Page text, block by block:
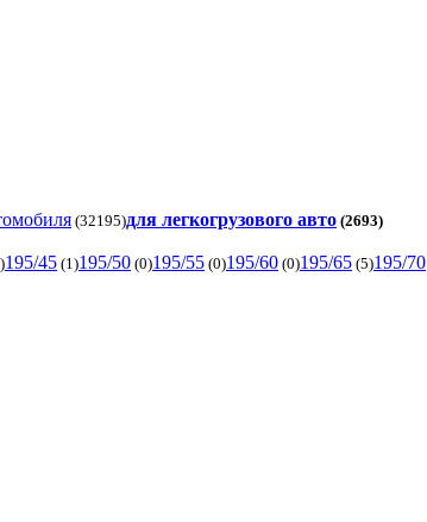
(32195)для легкогрузового авто (2693)
195/45 (1)195/50 (0)195/55 (0)195/60 (0)195/65 (5)195/70